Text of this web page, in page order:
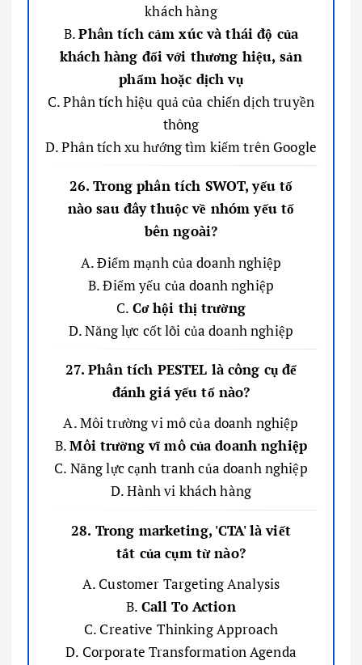
khách hàng
B.Phân tích cảm xúc và thái độ của
khách hàng đối với thương hiệu, sản
phẩm hoặc dịch vụ
C. Phân tích hiệu quả của chiến dịch truyền
thông
D. Phân tích xu hướng tìm kiếm trên Google
26. Trong phân tích SWOT, yếu tố
nào sau đây thuộc về nhóm yếu tố
bên ngoài?
A. Điểm mạnh của doanh nghiệp
B. Điểm yếu của doanh nghiệp
C. Cơ hội thị trường
D. Năng lực cốt lõi của doanh nghiệp
27. Phân tích PESTEL là công cụ để
đánh giá yếu tố nào?
A. Môi trường vi mô của doanh nghiệp
B.Môi trường vĩ mô của doanh nghiệp
C. Năng lực cạnh tranh của doanh nghiệp
D. Hành vi khách hàng
28. Trong marketing, 'CTA' là viết
tắt của cụm từ nào?
A. Customer Targeting Analysis
B. Call To Action
C. Creative Thinking Approach
D. Corporate Transformation Agenda